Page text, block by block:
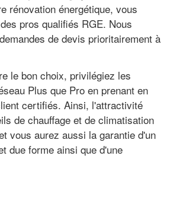
rénovation énergétique, vous
pros qualifiés RGE. Nous
de devis prioritairement à
le bon choix, privilégiez les
Plus que Pro en prenant en
certifiés. Ainsi, l'attractivité
de chauffage et de climatisation
vous aurez aussi la garantie d'un
due forme ainsi que d'une